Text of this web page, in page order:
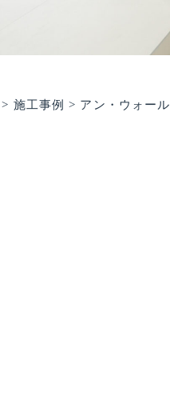
> 施工事例 > アン・ウォール